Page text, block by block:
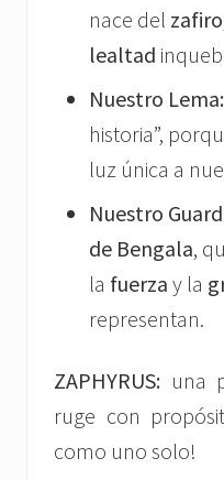
nace del zafiro
lealtad
Nuestro Lema:
historia”,
luz única a
Nuestro
de Bengala,
la fuerza y la
representan.
ZAPHYRUS: una
ruge con
como uno solo!